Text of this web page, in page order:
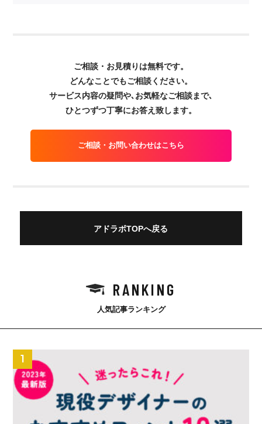
ご相談・お見積りは無料です。
どんなことでもご相談ください。
サービス内容の疑問や､お気軽なご相談まで､
ひとつずつ丁寧にお答え致します。
ご相談・お問い合わせはこちら
アドラボTOPへ戻る
RANKING
人気記事ランキング
1